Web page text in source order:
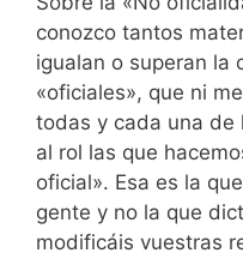
conozco tantos
igualan o superan la
«oficiales», que ni
todas y cada una de
al rol las que
oficial». Esa es la
gente y no la que
modificáis vuestras